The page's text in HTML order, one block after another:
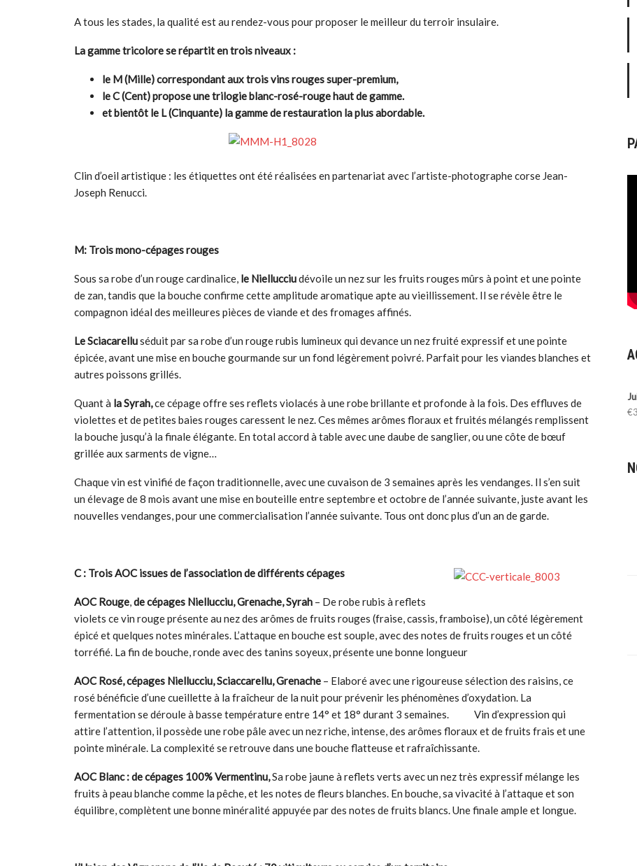
A tous les stades, la qualité est au rendez-vous pour proposer le meilleur du terroir insulaire.
La gamme tricolore se répartit en trois niveaux :
le M (Mille) correspondant aux trois vins rouges super-premium,
le C (Cent) propose une trilogie blanc-rosé-rouge haut de gamme.
et bientôt le L (Cinquante) la gamme de restauration la plus abordable.
Clin d’oeil artistique : les étiquettes ont été réalisées en partenariat avec l’artiste-photographe corse Jean-
Joseph Renucci.
M: Trois mono-cépages rouges
Sous sa robe d’un rouge cardinalice, le Niellucciudévoile un nez sur les fruits rouges mûrs à point et une pointe
de zan, tandis que la bouche confirme cette amplitude aromatique apte au vieillissement. Il se révèle être le
compagnon idéal des meilleures pièces de viande et des fromages affinés.
Le Sciacarelluséduit par sa robe d’un rouge rubis lumineux qui devance un nez fruité expressif et une pointe
épicée, avant une mise en bouche gourmande sur un fond légèrement poivré. Parfait pour les viandes blanches et
autres poissons grillés.
Quant à la Syrah,ce cépage offre ses reflets violacés à une robe brillante et profonde à la fois. Des effluves de
violettes et de petites baies rouges caressent le nez. Ces mêmes arômes floraux et fruités mélangés remplissent
la bouche jusqu’à la finale élégante. En total accord à table avec une daube de sanglier, ou une côte de bœuf
grillée aux sarments de vigne…
Chaque vin est vinifié de façon traditionnelle, avec une cuvaison de 3 semaines après les vendanges. Il s’en suit
un élevage de 8 mois avant une mise en bouteille entre septembre et octobre de l’année suivante, juste avant les
nouvelles vendanges, pour une commercialisation l’année suivante. Tous ont donc plus d’un an de garde.
C : Trois AOC issues de l’association de différents cépages
AOC Rouge,de cépages Niellucciu, Grenache, Syrah – De robe rubis à reflets
violets ce vin rouge présente au nez des arômes de fruits rouges (fraise, cassis, framboise), un côté légèrement
épicé et quelques notes minérales. L’attaque en bouche est souple, avec des notes de fruits rouges et un côté
torréfié. La fin de bouche, ronde avec des tanins soyeux, présente une bonne longueur
AOC Rosé, cépages Niellucciu, Sciaccarellu, Grenache – Elaboré avec une rigoureuse sélection des raisins, ce
rosé bénéficie d’une cueillette à la fraîcheur de la nuit pour prévenir les phénomènes d’oxydation. La
fermentation se déroule à basse température entre 14° et 18° durant 3 semaines. Vin d’expression qui
attire l’attention, il possède une robe pâle avec un nez riche, intense, des arômes floraux et de fruits frais et une
pointe minérale. La complexité se retrouve dans une bouche flatteuse et rafraîchissante.
AOC Blanc : de cépages 100% Vermentinu,Sa robe jaune à reflets verts avec un nez très expressif mélange les
fruits à peau blanche comme la pêche, et les notes de fleurs blanches. En bouche, sa vivacité à l’attaque et son
équilibre, complètent une bonne minéralité appuyée par des notes de fruits blancs. Une finale ample et longue.
€